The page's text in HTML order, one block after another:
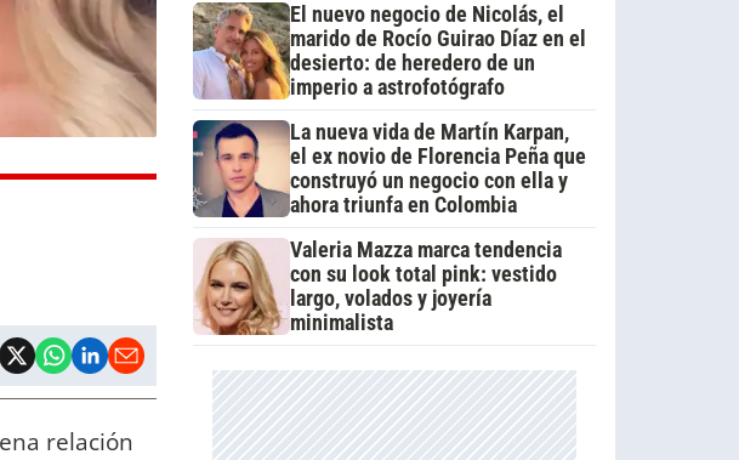
relación
El nuevo negocio de Nicolás, el
marido de Rocío Guirao Díaz en el
desierto: de heredero de un
imperio a astrofotógrafo
La nueva vida de Martín Karpan,
el ex novio de Florencia Peña que
construyó un negocio con ella y
ahora triunfa en Colombia
Valeria Mazza marca tendencia
con su look total pink: vestido
largo, volados y joyería
minimalista